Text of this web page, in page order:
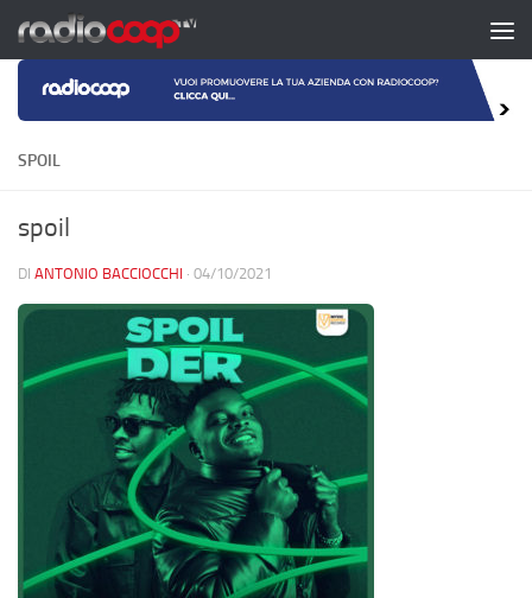
Salta al contenuto
SPOIL
spoil
DI ANTONIO BACCIOCCHI · 04/10/2021